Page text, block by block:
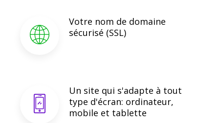
Votre nom de domaine
sécurisé (SSL)
Un site qui s'adapte à tout
type d'écran: ordinateur,
mobile et tablette